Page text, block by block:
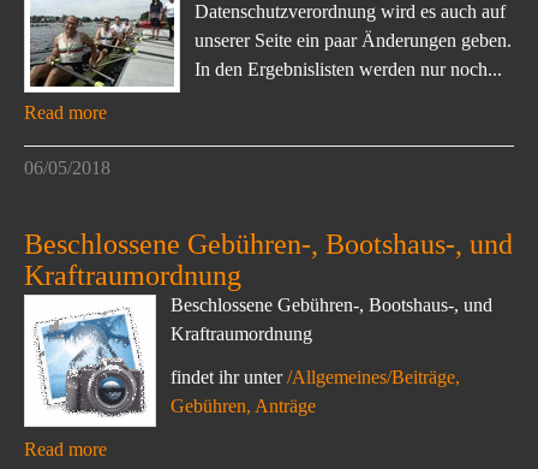
Datenschutzverordnung wird es auch auf
unserer Seite ein paar Änderungen geben.
In den Ergebnislisten werden nur noch...
Read more
06/05/2018
Beschlossene Gebühren-, Bootshaus-, und
Kraftraumordnung
Beschlossene Gebühren-, Bootshaus-, und
Kraftraumordnung
findet ihr unter/Allgemeines/Beiträge,
Gebühren, Anträge
Read more